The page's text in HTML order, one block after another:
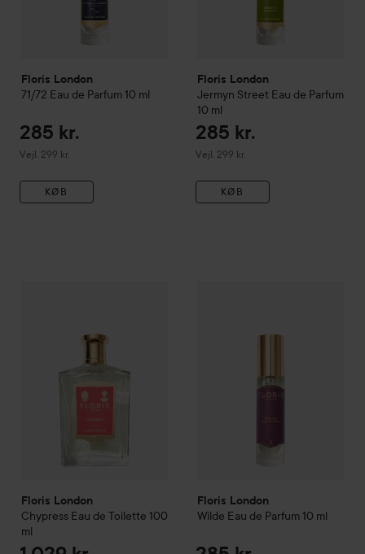
Floris London
71/72 Eau de Parfum 10 ml
285 kr.
Vejl. 299 kr.
Vejledende pris 299 kr.
KØB
Floris London
Jermyn Street Eau de Parfum
10 ml
285 kr.
Vejl. 299 kr.
Vejledende pris 299 kr.
KØB
Floris London
Chypress Eau de Toilette 100
ml
Floris London
Wilde Eau de Parfum 10 ml